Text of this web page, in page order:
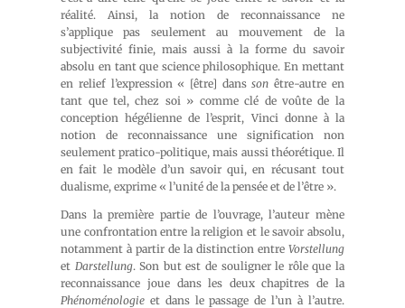
réalité. Ainsi, la notion de reconnaissance ne
s’applique pas seulement au mouvement de la
subjectivité finie, mais aussi à la forme du savoir
absolu en tant que science philosophique. En mettant
en relief l’expression « [être] dansson être-autre en
tant que tel, chez soi » comme clé de voûte de la
conception hégélienne de l’esprit, Vinci donne à la
notion de reconnaissance une signification non
seulement pratico-politique, mais aussi théorétique. Il
en fait le modèle d’un savoir qui, en récusant tout
dualisme, exprime « l’unité de la pensée et de l’être ».
Dans la première partie de l’ouvrage, l’auteur mène
une confrontation entre la religion et le savoir absolu,
notamment à partir de la distinction entre Vorstellung
et Darstellung. Son but est de souligner le rôle que la
reconnaissance joue dans les deux chapitres de la
Phénoménologie et dans le passage de l’un à l’autre.